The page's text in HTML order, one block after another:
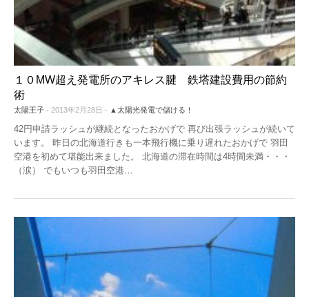
●パワコン
●雑草対策
●保険
●フェンス
●メンテナンス
●体験会
ソーラーシェアリングとは
機器レンタル
１０MW超え発電所のアキレス腱 鉄塔建設費用の節約
術
太陽王子 - 2013年2月28日 - ▲太陽光発電で儲ける！
42円申請ラッシュが継続となったおかげで 再び出張ラッシュが続いて
います。 昨日の北海道行きも一本飛行機に乗り遅れたおかげで 羽田
空港を初めて堪能出来ました。 北海道の滞在時間は4時間未満・・・
（涙） でもいつも羽田空港…